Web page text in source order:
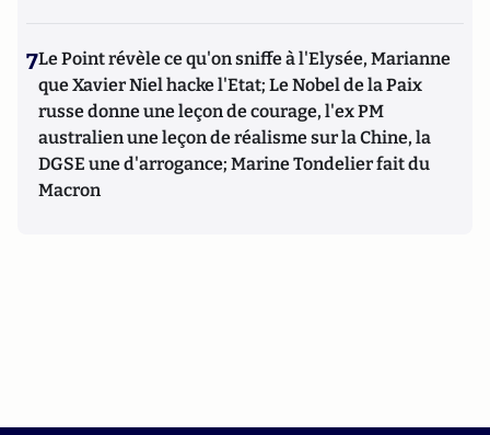
7Le Point révèle ce qu'on sniffe à l'Elysée, Marianne
que Xavier Niel hacke l'Etat; Le Nobel de la Paix
russe donne une leçon de courage, l'ex PM
australien une leçon de réalisme sur la Chine, la
DGSE une d'arrogance; Marine Tondelier fait du
Macron